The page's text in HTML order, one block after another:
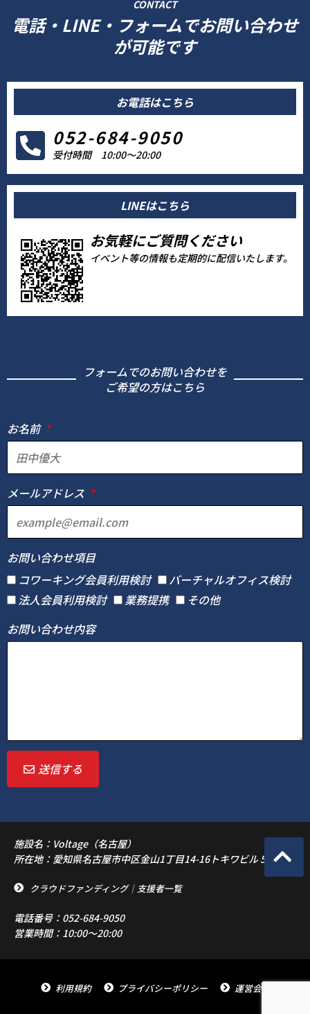
CONTACT
電話・LINE・フォームでお問い合わせ
が可能です
お電話はこちら
052-684-9050
受付時間 10:00〜20:00
LINEはこちら
お気軽にご質問ください
イベント等の情報も定期的に配信いたします。
フォームでのお問い合わせを
ご希望の方はこちら
お名前
メールアドレス
お問い合わせ項目
コワーキング会員利用検討
バーチャルオフィス検討
法人会員利用検討
業務提携
その他
お問い合わせ内容
送信する
施設名：Voltage（名古屋）
所在地：愛知県名古屋市中区金山1丁目14-16トキワビル 5F
クラウドファンディング｜支援者一覧
電話番号：052-684-9050
営業時間：10:00〜20:00
利用規約 プライバシーポリシー 運営会社